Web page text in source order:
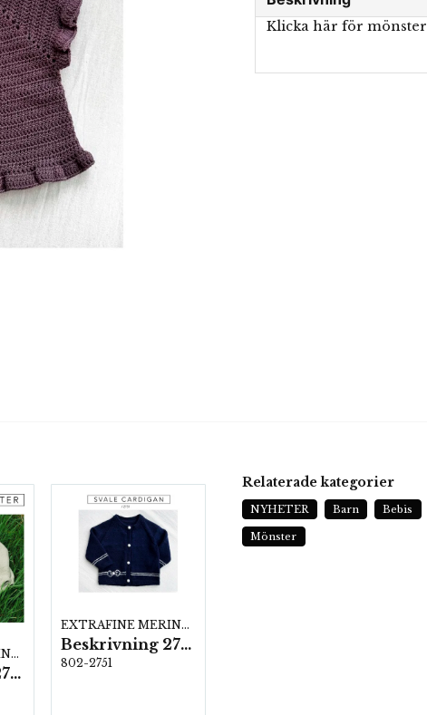
Klicka här för mönster
EXTRAFINE MERINO 150
Beskrivning 2732
EXTRAFINE MERINO 150
Beskrivning 2751
802-2751
Relaterade kategorier
NYHETER Barn Bebis
Mönster